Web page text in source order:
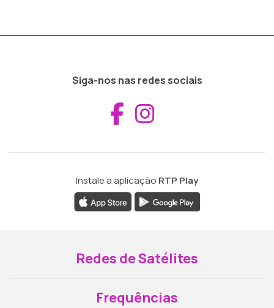
Siga-nos nas redes sociais
Aceder ao
Instale a aplicação RTP Play
Redes de Satélites
Frequências